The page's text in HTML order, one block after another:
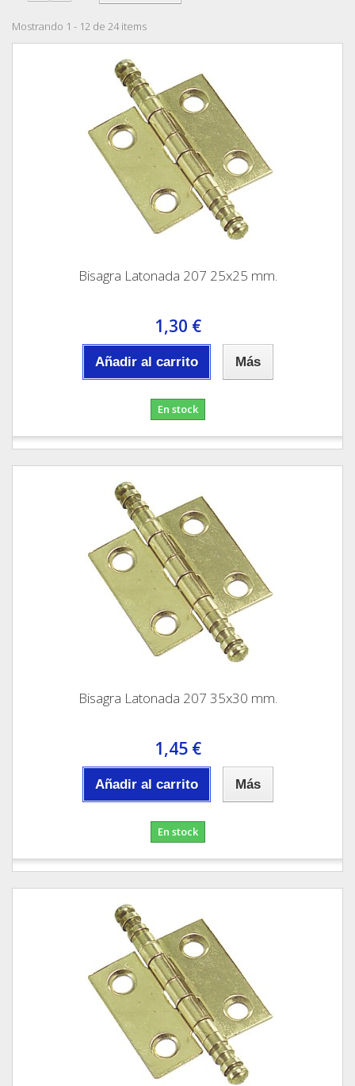
Mostrando 1 - 12 de 24 items
Bisagra Latonada 207 25x25 mm.
1,30 €
Añadir al carrito Más
En stock
Bisagra Latonada 207 35x30 mm.
1,45 €
Añadir al carrito Más
En stock